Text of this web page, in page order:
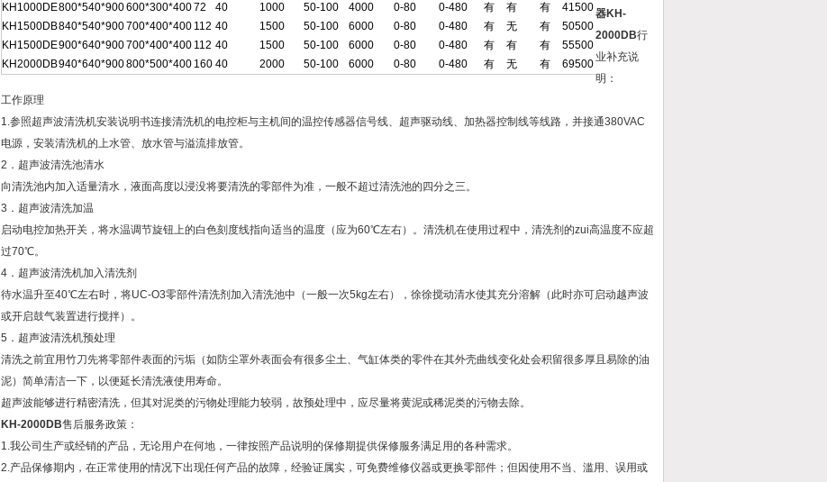
KH1000DE800*540*900600*300*40072 40 1000 50-100 4000 0-80 0-480 有 有 有
41500
KH1500DB840*540*900700*400*400 112 40 1500 50-100 6000 0-80 0-480 有 无 有
50500
KH1500DE900*640*900700*400*400 112 40 1500 50-100 6000 0-80 0-480 有 有 有
55500
KH2000DB940*640*900800*500*400 160 40 2000 50-100 6000 0-80 0-480 有 无 有 69500
器KH-
2000DB行
业补充说
明：
工作原理
1.参照超声波清洗机安装说明书连接清洗机的电控柜与主机间的温控传感器信号线、超声驱动线、加热器控制线等线路，并接通380VAC
电源，安装清洗机的上水管、放水管与溢流排放管。
2．超声波清洗池清水
向清洗池内加入适量清水，液面高度以浸没将要清洗的零部件为准，一般不超过清洗池的四分之三。
3．超声波清洗加温
启动电控加热开关，将水温调节旋钮上的白色刻度线指向适当的温度（应为60℃左右）。清洗机在使用过程中，清洗剂的zui高温度不应超
过70℃。
4．超声波清洗机加入清洗剂
待水温升至40℃左右时，将UC-O3零部件清洗剂加入清洗池中（一般一次5kg左右），徐徐搅动清水使其充分溶解（此时亦可启动越声波
或开启鼓气装置进行搅拌）。
5．超声波清洗机预处理
清洗之前宜用竹刀先将零部件表面的污垢（如防尘罩外表面会有很多尘土、气缸体类的零件在其外壳曲线变化处会积留很多厚且易除的油
泥）简单清洁一下，以便延长清洗液使用寿命。
超声波能够进行精密清洗，但其对泥类的污物处理能力较弱，故预处理中，应尽量将黄泥或稀泥类的污物去除。
KH-2000DB售后服务政策：
1.我公司生产或经销的产品，无论用户在何地，一律按照产品说明的保修期提供保修服务满足用的各种需求。
2.产品保修期内，在正常使用的情况下出现任何产品的故障，经验证属实，可免费维修仪器或更换零部件；但因使用不当、滥用、误用或